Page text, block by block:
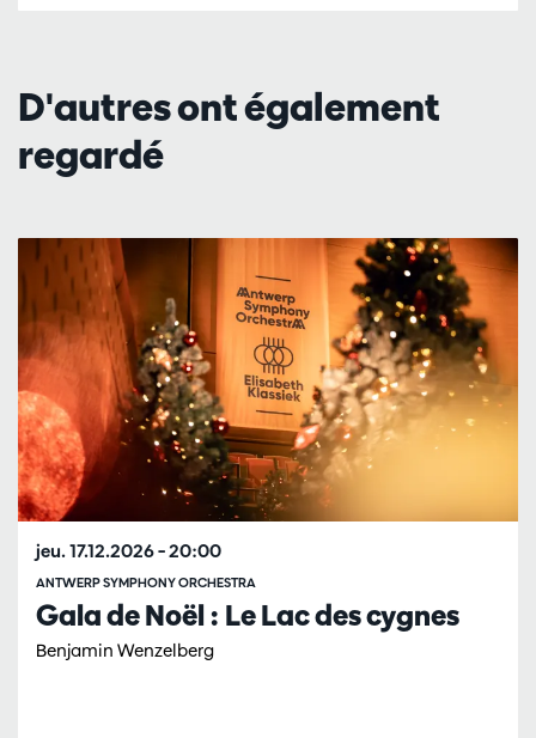
D'autres ont également
regardé
Gala de Noël : Le Lac des cygnes
Benjamin Wenzelberg
ANTWERP SYMPHONY ORCHESTRA
jeu. 17.12.2026– 20:00